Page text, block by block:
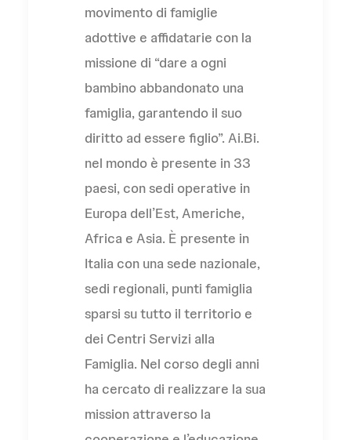
movimento di famiglie
adottive e affidatarie con la
missione di “dare a ogni
bambino abbandonato una
famiglia, garantendo il suo
diritto ad essere figlio”. Ai.Bi.
nel mondo è presente in 33
paesi, con sedi operative in
Europa dell’Est, Americhe,
Africa e Asia. È presente in
Italia con una sede nazionale,
sedi regionali, punti famiglia
sparsi su tutto il territorio e
dei Centri Servizi alla
Famiglia. Nel corso degli anni
ha cercato di realizzare la sua
mission attraverso la